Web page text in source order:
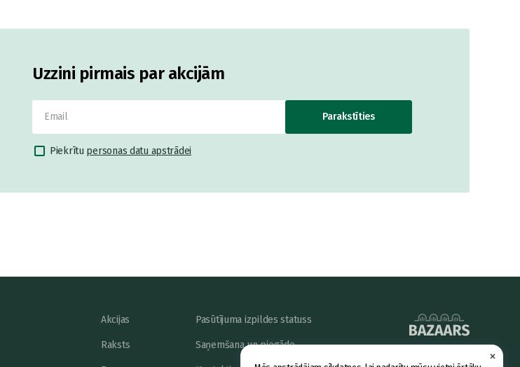
×
Uzzini pirmais par akcijām
Parakstīties
Piekrītu personas datu apstrādei
Akcijas
Raksts
Pasūtījuma izpildes statuss
Saņemšana un piegāde